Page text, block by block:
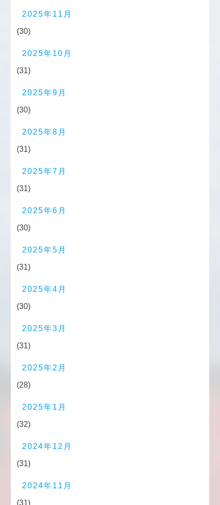
2025年11月
(30)
2025年10月
(31)
2025年9月
(30)
2025年8月
(31)
2025年7月
(31)
2025年6月
(30)
2025年5月
(31)
2025年4月
(30)
2025年3月
(31)
2025年2月
(28)
2025年1月
(32)
2024年12月
(31)
2024年11月
(31)